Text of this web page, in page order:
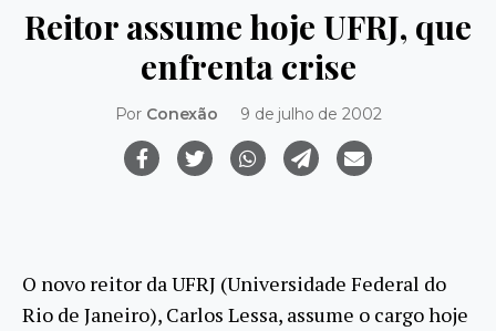
Reitor assume hoje UFRJ, que
enfrenta crise
Por Conexão 9 de julho de 2002
O novo reitor da UFRJ (Universidade Federal do
Rio de Janeiro), Carlos Lessa, assume o cargo hoje